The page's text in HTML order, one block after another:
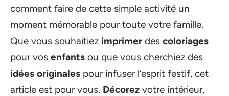
comment faire de cette simple activité un
moment mémorable pour toute votre famille.
Que vous souhaitiez imprimer des coloriages
pour vos enfants ou que vous cherchiez des
idées originales pour infuser l’esprit festif, cet
article est pour vous. Décorez votre intérieur,